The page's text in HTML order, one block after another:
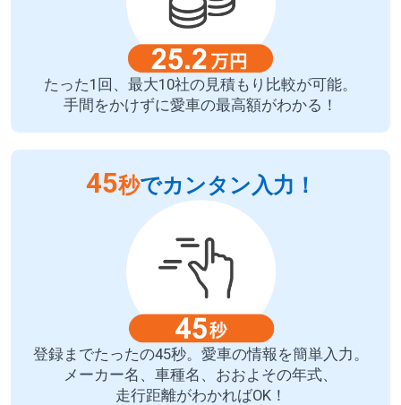
たった1回、最大10社の見積もり比較が可能。
手間をかけずに愛車の最高額がわかる！
45秒でカンタン入力！
登録までたったの45秒。愛車の情報を簡単入力。
メーカー名、車種名、おおよその年式、
走行距離がわかればOK！